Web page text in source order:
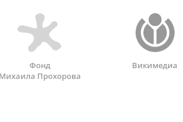
Фонд
Михаила Прохорова
Викимедиа